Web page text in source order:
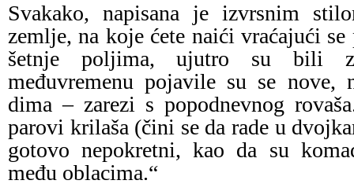
Svakako, napisana je izvrsnim
zemlje, na koje ćete naići vraćajući
šetnje poljima, ujutro su bili
međuvremenu pojavile su se nove,
dima – zarezi s popodnevnog
parovi krilaša (čini se da rade u
gotovo nepokretni, kao da su
među oblacima.“